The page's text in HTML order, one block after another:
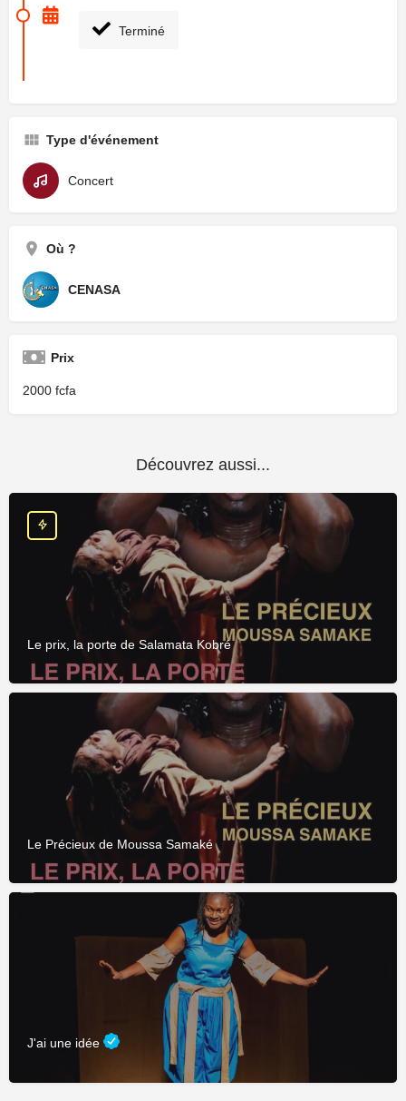
Terminé
Type d'événement
Concert
Où ?
CENASA
Prix
2000
Découvrez aussi...
Le prix, la porte de Salamata Kobré
Le Précieux de Moussa Samaké
J'ai une idée